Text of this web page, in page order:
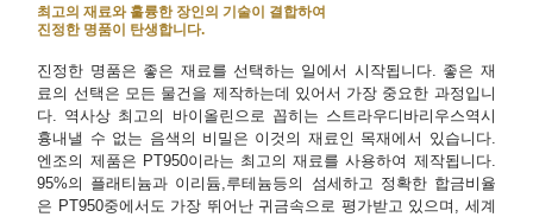
최고의 재료와 훌륭한 장인의 기술이 결합하여
진정한 명품이 탄생합니다.
진정한 명품은 좋은 재료를 선택하는 일에서 시작됩니다. 좋은 재
료의 선택은 모든 물건을 제작하는데 있어서 가장 중요한 과정입니
다. 역사상 최고의 바이올린으로 꼽히는 스트라우디바리우스역시
흉내낼 수 없는 음색의 비밀은 이것의 재료인 목재에서 있습니다.
엔조의 제품은 PT950이라는 최고의 재료를 사용하여 제작됩니다.
95%의 플래티늄과 이리듐,루테늄등의 섬세하고 정확한 합금비율
은 PT950중에서도 가장 뛰어난 귀금속으로 평가받고 있으며, 세계